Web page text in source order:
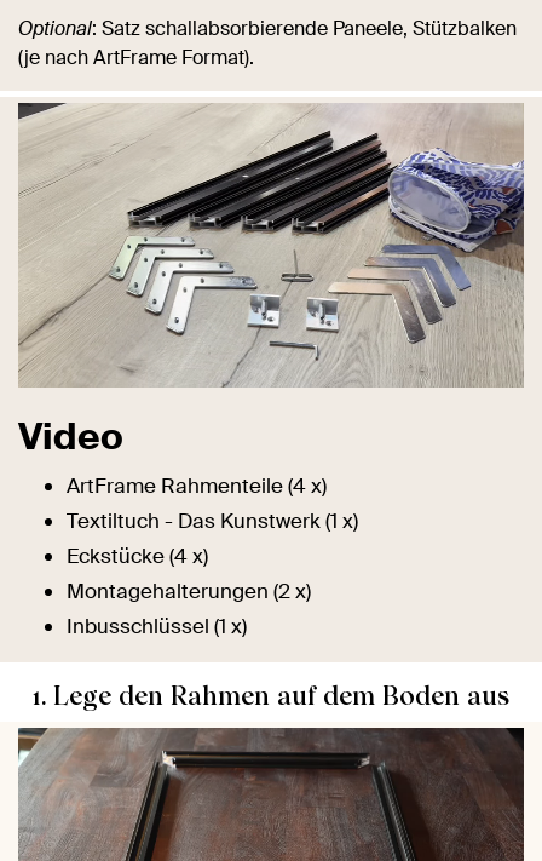
Optional: Satz schallabsorbierende Paneele, Stützbalken
(je nach ArtFrame Format).
Video
ArtFrame Rahmenteile (4 x)
Textiltuch - Das Kunstwerk (1 x)
Eckstücke (4 x)
Montagehalterungen (2 x)
Inbusschlüssel (1 x)
1. Lege den Rahmen auf dem Boden aus